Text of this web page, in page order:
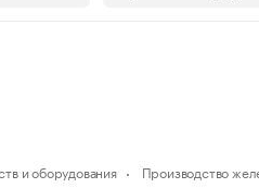
и оборудования Производство